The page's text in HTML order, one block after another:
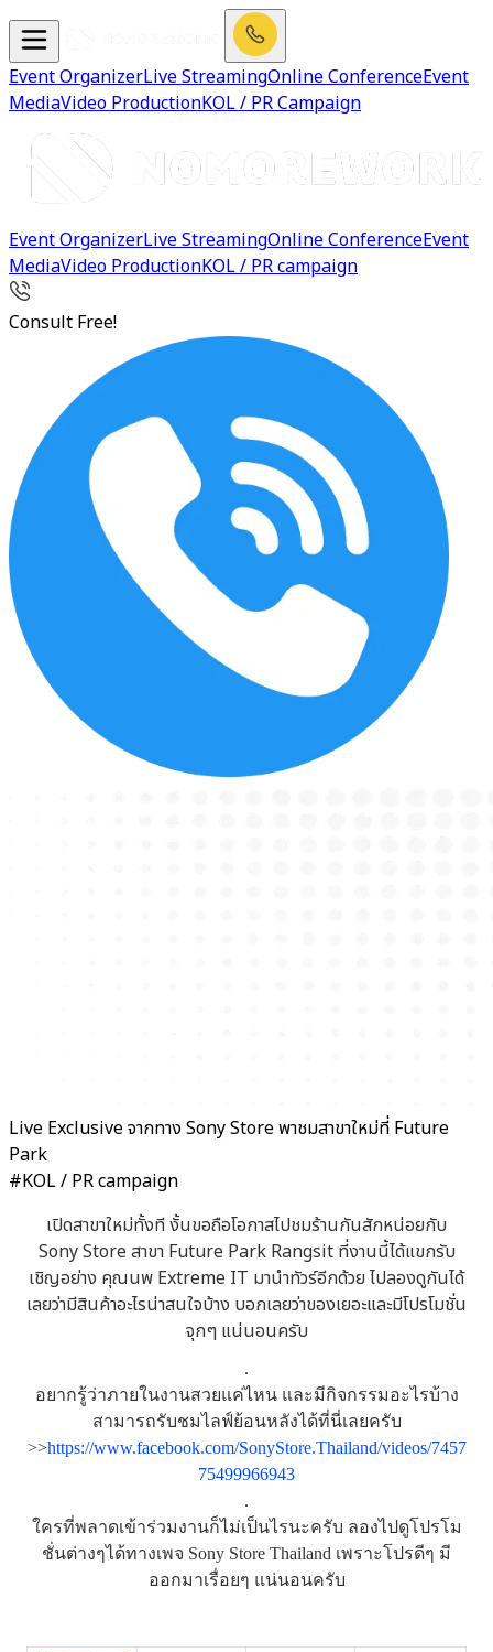
Event OrganizerLive StreamingOnline ConferenceEvent
MediaVideo ProductionKOL / PR Campaign
Event OrganizerLive StreamingOnline ConferenceEvent
MediaVideo ProductionKOL / PR campaign
Consult Free!
Live Exclusive จากทาง Sony Store พาชมสาขาใหม่ที่ Future
Park
#KOL / PR campaign
เปิดสาขาใหม่ทั้งที งั้นขอถือโอกาสไปชมร้านกันสักหน่อยกับ
Sony Store สาขา Future Park Rangsit ที่งานนี้ได้แขกรับ
เชิญอย่าง คุณนพ Extreme IT มานำทัวร์อีกด้วย ไปลองดูกันได้
เลยว่ามีสินค้าอะไรน่าสนใจบ้าง บอกเลยว่าของเยอะและมีโปรโมชั่น
จุกๆ แน่นอนครับ
.
อยากรู้ว่าภายในงานสวยแค่ไหน และมีกิจกรรมอะไรบ้าง
สามารถรับชมไลฟ์ย้อนหลังได้ที่นี่เลยครับ
>>https://www.facebook.com/SonyStore.Thailand/videos/7457
75499966943
.
ใครที่พลาดเข้าร่วมงานก็ไม่เป็นไรนะครับ ลองไปดูโปรโม
ชั่นต่างๆได้ทางเพจ Sony Store Thailand เพราะโปรดีๆ มี
ออกมาเรื่อยๆ แน่นอนครับ